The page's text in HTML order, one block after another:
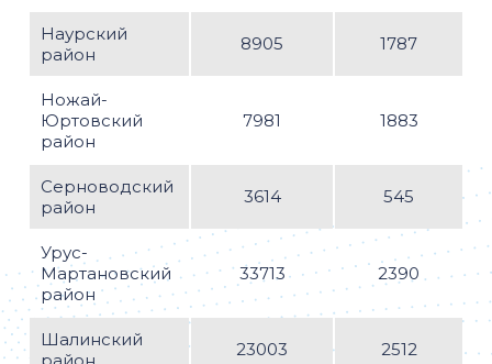
Наурский
район
8905 1787
Ножай-
Юртовский
район
7981 1883
Серноводский
район
3614 545
Урус-
Мартановский
район
33713 2390
Шалинский
23003 2512